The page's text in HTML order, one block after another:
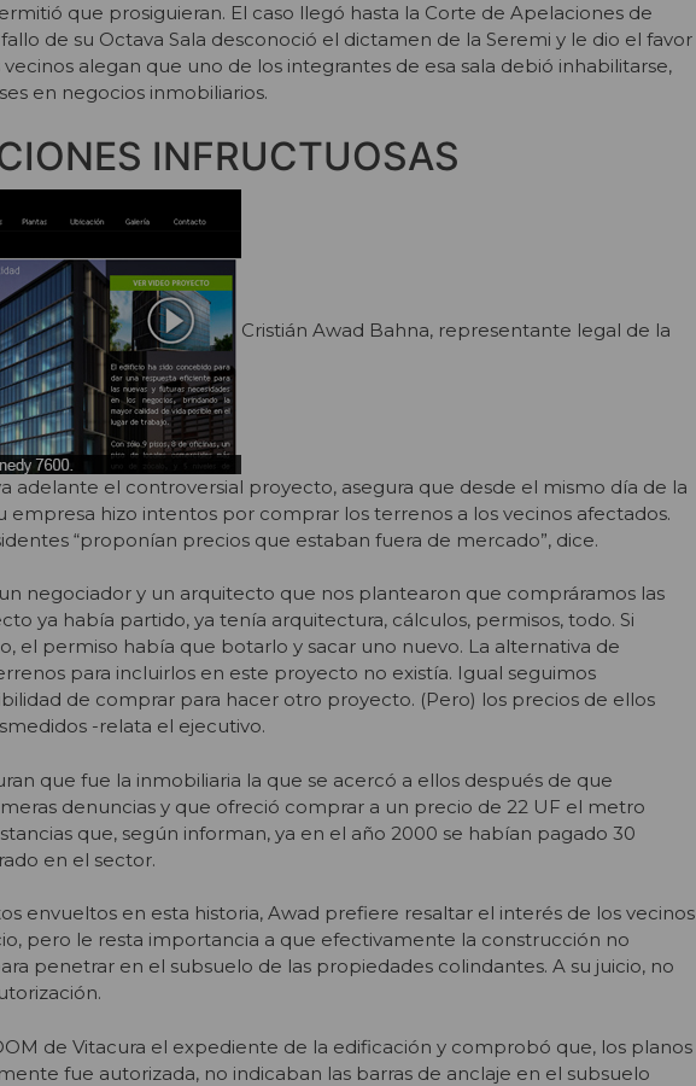
que prosiguieran. El caso llegó hasta la Corte de Apelaciones de
de su Octava Sala desconoció el dictamen de la Seremi y le dio el favor
vecinos alegan que uno de los integrantes de esa sala debió inhabilitarse,
en negocios inmobiliarios.
INFRUCTUOSAS
Cristián Awad Bahna, representante legal de la
adelante el controversial proyecto, asegura que desde el mismo día de la
empresa hizo intentos por comprar los terrenos a los vecinos afectados.
“proponían precios que estaban fuera de mercado”, dice.
negociador y un arquitecto que nos plantearon que compráramos las
ya había partido, ya tenía arquitectura, cálculos, permisos, todo. Si
el permiso había que botarlo y sacar uno nuevo. La alternativa de
para incluirlos en este proyecto no existía. Igual seguimos
de comprar para hacer otro proyecto. (Pero) los precios de ellos
-relata el ejecutivo.
que fue la inmobiliaria la que se acercó a ellos después de que
denuncias y que ofreció comprar a un precio de 22 UF el metro
que, según informan, ya en el año 2000 se habían pagado 30
en el sector.
envueltos en esta historia, Awad prefiere resaltar el interés de los vecinos
pero le resta importancia a que efectivamente la construcción no
penetrar en el subsuelo de las propiedades colindantes. A su juicio, no
de Vitacura el expediente de la edificación y comprobó que, los planos
fue autorizada, no indicaban las barras de anclaje en el subsuelo